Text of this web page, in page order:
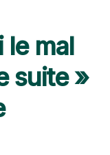
le mal
suite »